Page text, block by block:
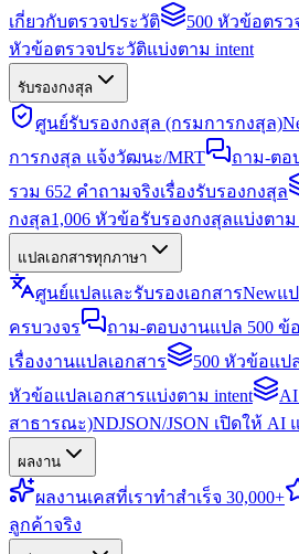
เกี่ยวกับตรวจประวัติ
500 หัวข้อตร
หัวข้อตรวจประวัติแบ่งตาม intent
รับรองกงสุล
ศูนย์รับรองกงสุล (กรมการกงสุล)
การกงสุล แจ้งวัฒนะ/MRT
ถาม-ตอ
รวม 652 คำถามจริงเรื่องรับรองกงสุล
กงสุล1,006 หัวข้อรับรองกงสุลแบ่งตาม
แปลเอกสารทุกภาษา
ศูนย์แปลและรับรองเอกสารNewแ
ครบวงจร
ถาม-ตอบงานแปล 500 ข้อ
เรื่องงานแปลเอกสาร
500 หัวข้อแป
หัวข้อแปลเอกสารแบ่งตาม intent
AI
สาธารณะ)NDJSON/JSON เปิดให้
ผลงาน
ผลงานเคสที่เราทำสำเร็จ 30,000+
ลูกค้าจริง